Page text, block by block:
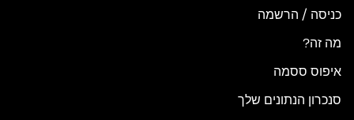
כניסה / הרשמה
מה זה?
איפוס ססמה
סנכרון הנתונים שלך